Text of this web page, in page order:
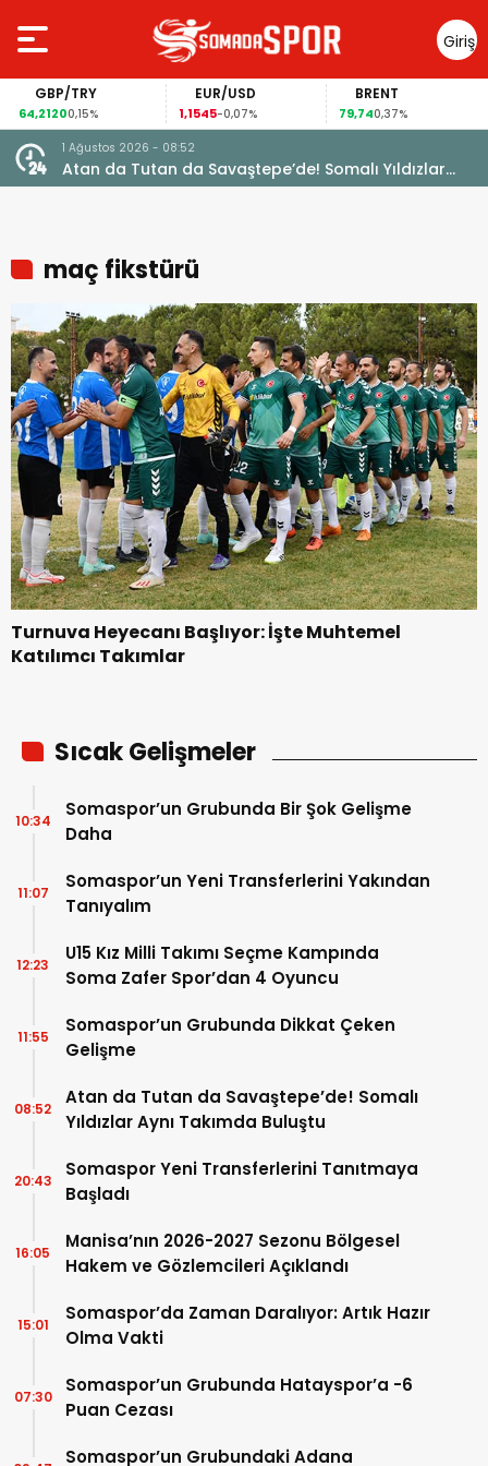
Giriş
Yap
GBP/TRY
64,21200,15%
EUR/USD
1,1545-0,07%
BRENT
79,740,37%
1 Ağustos 2026 - 08:52
Atan da Tutan da Savaştepe’de! Somalı Yıldızlar
Aynı Takımda Buluştu
maç fikstürü
Turnuva Heyecanı Başlıyor: İşte Muhtemel
Katılımcı Takımlar
Sıcak Gelişmeler
Somaspor’un Grubunda Bir Şok Gelişme
Daha
10:34
Somaspor’un Yeni Transferlerini Yakından
Tanıyalım
11:07
U15 Kız Milli Takımı Seçme Kampında
Soma Zafer Spor’dan 4 Oyuncu
12:23
Somaspor’un Grubunda Dikkat Çeken
Gelişme
11:55
Atan da Tutan da Savaştepe’de! Somalı
Yıldızlar Aynı Takımda Buluştu
08:52
Somaspor Yeni Transferlerini Tanıtmaya
Başladı
20:43
Manisa’nın 2026-2027 Sezonu Bölgesel
Hakem ve Gözlemcileri Açıklandı
16:05
Somaspor’da Zaman Daralıyor: Artık Hazır
Olma Vakti
15:01
Somaspor’un Grubunda Hatayspor’a -6
Puan Cezası
07:30
Somaspor’un Grubundaki Adana